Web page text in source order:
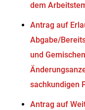
dem
Antrag auf
Abgabe/
und
sachkundigen
Antrag auf